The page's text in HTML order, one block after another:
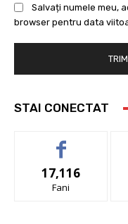
Salvați numele meu,
browser pentru data
STAI CONECTAT
17,116
Fani